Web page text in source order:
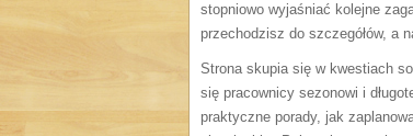
stopniowo wyjaśniać kolejne
przechodzisz do szczegółów, a
Strona skupia się w kwestiach
się pracownicy sezonowi i
praktyczne porady, jak